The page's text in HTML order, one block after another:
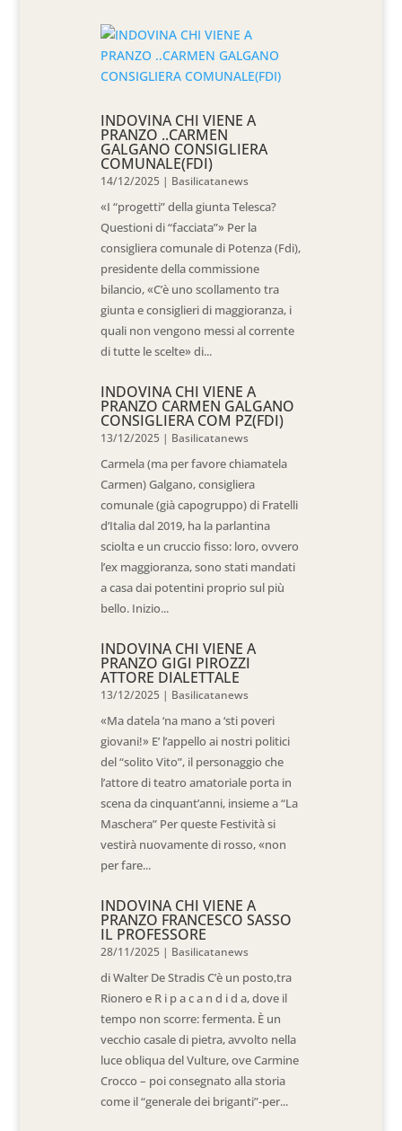
INDOVINA CHI VIENE A
PRANZO ..CARMEN
GALGANO CONSIGLIERA
COMUNALE(FDI)
14/12/2025 | Basilicatanews
«I “progetti” della giunta Telesca?
Questioni di “facciata”» Per la
consigliera comunale di Potenza (Fdi),
presidente della commissione
bilancio, «C’è uno scollamento tra
giunta e consiglieri di maggioranza, i
quali non vengono messi al corrente
di tutte le scelte» di...
INDOVINA CHI VIENE A
PRANZO CARMEN GALGANO
CONSIGLIERA COM PZ(FDI)
13/12/2025 | Basilicatanews
Carmela (ma per favore chiamatela
Carmen) Galgano, consigliera
comunale (già capogruppo) di Fratelli
d’Italia dal 2019, ha la parlantina
sciolta e un cruccio fisso: loro, ovvero
l’ex maggioranza, sono stati mandati
a casa dai potentini proprio sul più
bello. Inizio...
INDOVINA CHI VIENE A
PRANZO GIGI PIROZZI
ATTORE DIALETTALE
13/12/2025 | Basilicatanews
«Ma datela ‘na mano a ‘sti poveri
giovani!» E’ l’appello ai nostri politici
del “solito Vito”, il personaggio che
l’attore di teatro amatoriale porta in
scena da cinquant’anni, insieme a “La
Maschera” Per queste Festività si
vestirà nuovamente di rosso, «non
per fare...
INDOVINA CHI VIENE A
PRANZO FRANCESCO SASSO
IL PROFESSORE
28/11/2025 | Basilicatanews
di Walter De Stradis C’è un posto,tra
Rionero e R i p a c a n d i d a, dove il
tempo non scorre: fermenta. È un
vecchio casale di pietra, avvolto nella
luce obliqua del Vulture, ove Carmine
Crocco – poi consegnato alla storia
come il “generale dei briganti”-per...